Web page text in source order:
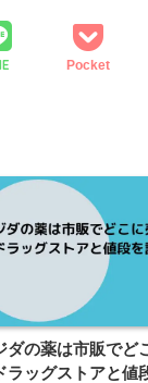
Pocket
ダの薬は市販でど
ラッグストアと値